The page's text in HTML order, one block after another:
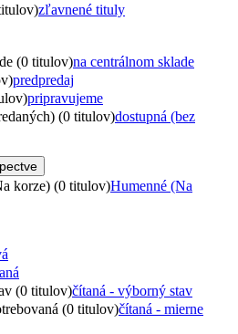
zľavnené tituly
(0 titulov)na centrálnom sklade
predpredaj
pripravujeme
(0 titulov)dostupná (bez
korze) (0 titulov)Humenné (Na
(0 titulov)čítaná - výborný stav
(0 titulov)čítaná - mierne